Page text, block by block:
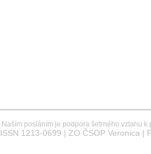
Naším posláním je podpora šetrného vztahu
ISSN 1213-0699 | ZO ČSOP Veronica |